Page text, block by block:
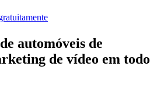
automóveis de
de vídeo em todo